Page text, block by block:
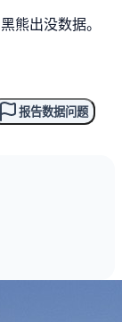
熊出没数据。
报告数据问题